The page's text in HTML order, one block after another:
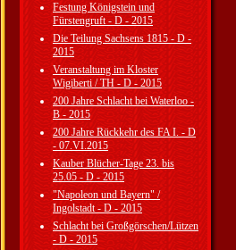
Festung Königstein und
Fürstengruft - D - 2015
Die Teilung Sachsens 1815 - D -
2015
Veranstaltung im Kloster
Wigiberti / TH - D - 2015
200 Jahre Schlacht bei Waterloo -
B - 2015
200 Jahre Rückkehr des FA I. - D
- 07.VI.2015
Kauber Blücher-Tage 23. bis
25.05 - D - 2015
"Napoleon und Bayern" /
Ingolstadt - D - 2015
Schlacht bei Großgörschen/Lützen
- D - 2015